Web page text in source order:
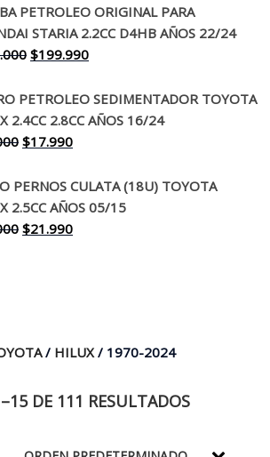
original
era:
$650.000.
actual
es:
$519.990.
PETROLEO ORIGINAL PARA
STARIA 2.2CC D4HB AÑOS 22/24
El
original
era:
$260.000.
$199.990El
actual
es:
PETROLEO SEDIMENTADOR TOYOTA
2.4CC 2.8CC AÑOS 16/24
El
original
era:
$30.000.
$17.990El
actual
es:
$17.990.
PERNOS CULATA (18U) TOYOTA
2.5CC AÑOS 05/15
El
$21.990El
/ HILUX / 1970-2024
DE 111 RESULTADOS